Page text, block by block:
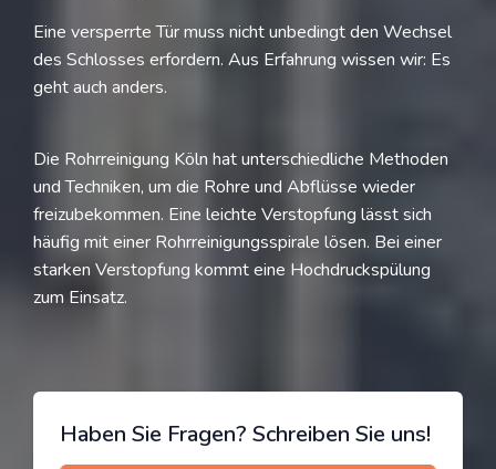
Eine versperrte Tür muss nicht unbedingt den Wechsel
des Schlosses erfordern. Aus Erfahrung wissen wir: Es
geht auch anders.
Die Rohrreinigung Köln hat unterschiedliche Methoden
und Techniken, um die Rohre und Abflüsse wieder
freizubekommen. Eine leichte Verstopfung lässt sich
häufig mit einer Rohrreinigungsspirale lösen. Bei einer
starken Verstopfung kommt eine Hochdruckspülung
zum Einsatz.
Haben Sie Fragen? Schreiben Sie uns!